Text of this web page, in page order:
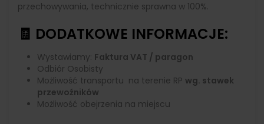
przechowywania, technicznie sprawna w 100%.
🧾 DODATKOWE INFORMACJE:
Wystawiamy: Faktura VAT / paragon
Odbiór Osobisty
Możliwość transportu na terenie RP wg. stawek
przewoźników
Możliwość obejrzenia na miejscu